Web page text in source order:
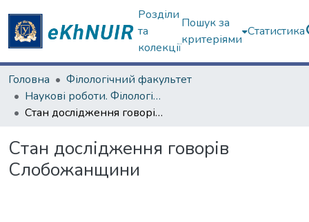
Розділи
та
колекції
Пошук за
критеріями
Статистика
Головна
Філологічний факультет
Наукові роботи. Філологічний факультет
Стан дослідження говорів Слобожанщини
Стан дослідження говорів
Слобожанщини